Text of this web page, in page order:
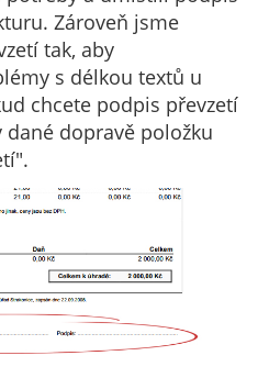
Zároveň jsme
tak, aby
s délkou textů u
chcete podpis převzetí
dané dopravě položku